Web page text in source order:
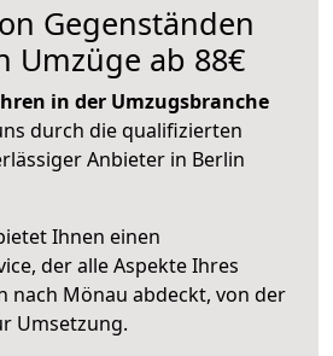
Gegenständen
Umzüge ab 88€
in der Umzugsbranche
durch die qualifizierten
Anbieter in Berlin
Ihnen einen
der alle Aspekte Ihres
nach Mönau abdeckt, von der
Umsetzung.